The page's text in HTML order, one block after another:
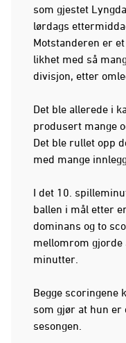
som gjestet
lørdags
Motstanderen er
likhet med så
divisjon, etter
Det ble allerede i
produsert mange
Det ble rullet opp
med mange
I det 10.
ballen i mål etter
dominans og to
mellomrom gjorde
minutter.
Begge scoringene
som gjør at hun er
sesongen.